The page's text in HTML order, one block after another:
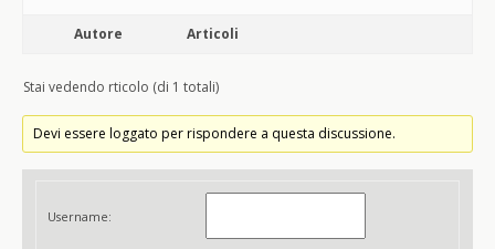
Autore Articoli
Stai vedendo rticolo (di 1 totali)
Devi essere loggato per rispondere a questa discussione.
Username: